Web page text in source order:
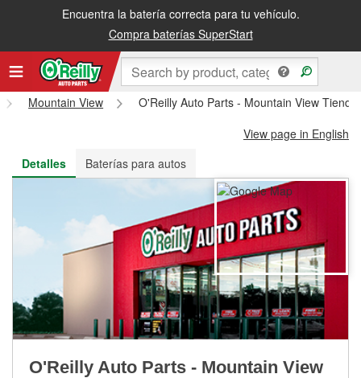
Encuentra la batería correcta para tu vehículo.
Compra baterías SuperStart
Recibe tu orden gratis al día siguiente o recógela en la tienda
Mountain View
O'Reilly Auto Parts - Mountain View
View page in English
Detalles
Baterías para autos
O'Reilly Auto Parts - Mountain View